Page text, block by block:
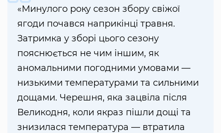
«Минулого року сезон збору свіжої
ягоди почався наприкінці травня.
Затримка у зборі цього сезону
пояснюється не чим іншим, як
аномальними погодними умовами —
низькими температурами та сильними
дощами. Черешня, яка зацвіла після
Великодня, коли якраз пішли дощі та
знизилася температура — втратила